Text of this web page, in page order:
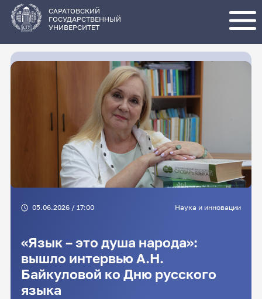
основному
содержанию
САРАТОВСКИЙ
ГОСУДАРСТВЕННЫЙ
УНИВЕРСИТЕТ
05.06.2026 / 17:00 Наука и инновации
«Язык – это душа народа»:
вышло интервью А.Н.
Байкуловой ко Дню русского
языка